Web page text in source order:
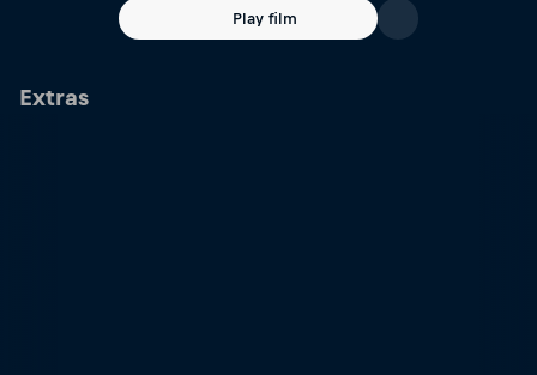
Play film
Extras